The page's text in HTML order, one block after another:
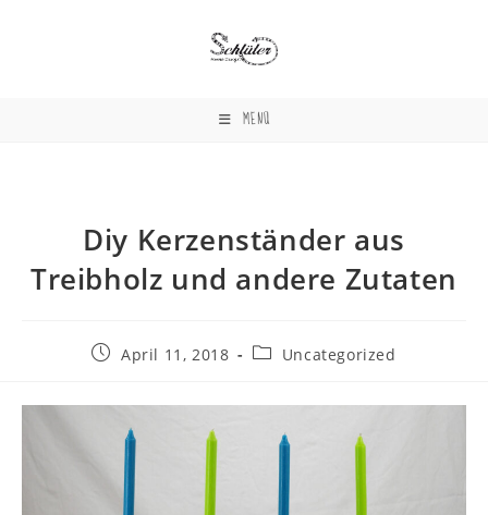
MENÜ
Diy Kerzenständer aus
Treibholz und andere Zutaten
BeitragApril 11, 2018
Beitrags-
Uncategorized